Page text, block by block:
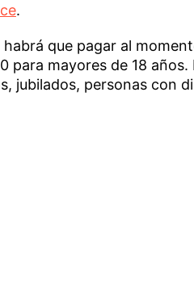
.
habrá que pagar al
para mayores de 18
jubilados, personas con